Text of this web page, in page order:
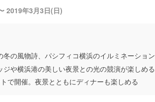
2019年3月3日(日)
冬の風物詩、パシフィコ横浜のイルミネーション
ジや横浜港の美しい夜景との光の競演が楽しめる
で開催。夜景とともにディナーも楽しめる